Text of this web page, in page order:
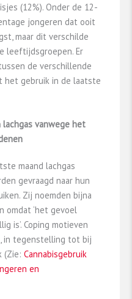
(12%). Onder de 12-
jongeren dat ooit
maar dit verschilde
leeftijdsgroepen. Er
de verschillende
gebruik in de laatste
lachgas vanwege het
maand lachgas
gevraagd naar hun
Zij noemden bijna
omdat ‘het gevoel
is’. Coping motieven
in tegenstelling tot bij
(Zie: Cannabisgebruik
en